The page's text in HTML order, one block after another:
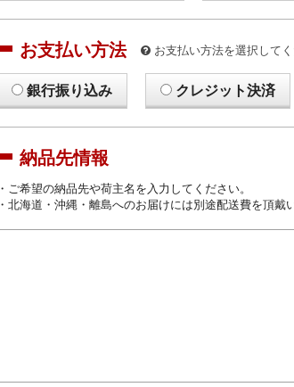
お支払い方法 お支払い方法を選択して
銀行振り込み クレジット決済
納品先情報
・ご希望の納品先や荷主名を入力してください。
・北海道・沖縄・離島へのお届けには別途配送費を頂戴